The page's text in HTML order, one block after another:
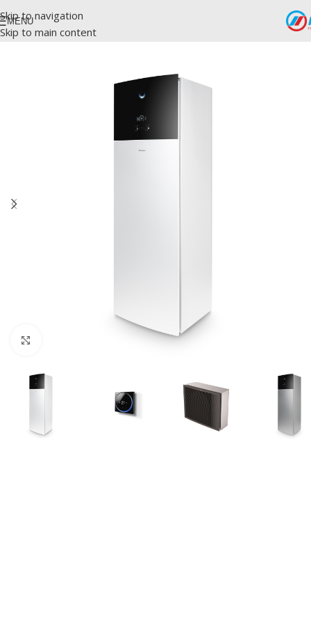
Skip to navigation
Skip to main content
MENU